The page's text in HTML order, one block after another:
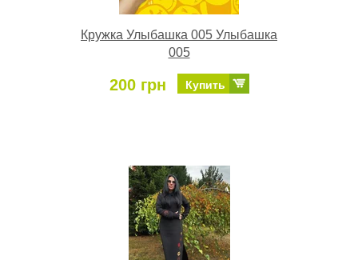
Кружка Улыбашка 005 Улыбашка
005
200 грн Купить